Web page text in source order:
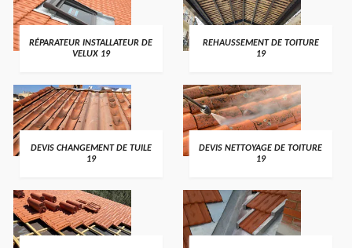
RÉPARATEUR INSTALLATEUR DE
VELUX 19
REHAUSSEMENT DE TOITURE
19
DEVIS CHANGEMENT DE TUILE
19
DEVIS NETTOYAGE DE TOITURE
19